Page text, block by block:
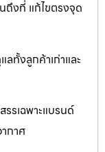
ถึงที่ แก้ไขตรงจุด
ลทั้งลูกค้าเก่าและ
รรเฉพาะแบรนด์
กาศ